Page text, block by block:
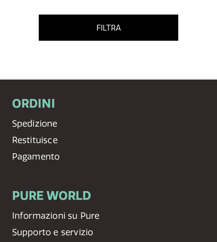
FILTRA
ORDINI
Spedizione
Restituisce
Pagamento
PURE WORLD
Informazioni su Pure
Supporto e servizio